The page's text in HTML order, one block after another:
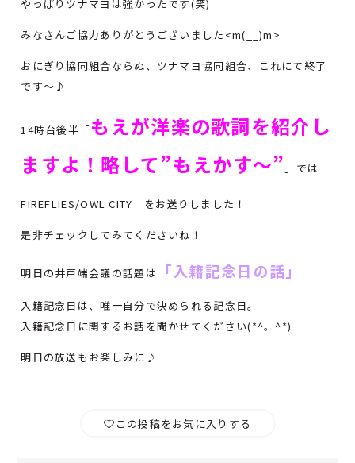
やっぱりツナマヨは強かったです(笑)
みなさんご協力ありがとうございました<m(__)m>
おにぎり協同組合ならぬ、ツナマヨ協同組合、これにて終了
です～♪
14時台後半「もえが洋楽の歌詞を紹介し
ますよ！略して”もえかす～” 」では
FIREFLIES/OWL CITY をお送りしました！
是非チェックしてみてくださいね！
明日の井戸端会議の話題は 「入籍記念日の話」
入籍記念日は、唯一自分で決められる記念日。
入籍記念日に関するお話を聞かせてください(*^。^*)
明日の放送もお楽しみに♪
この投稿をお気に入りする